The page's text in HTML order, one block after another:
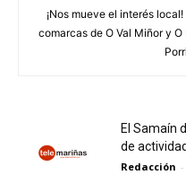
¡Nos mueve el interés
comarcas de O Val Miñor y
El Samaín
de
Redacción -